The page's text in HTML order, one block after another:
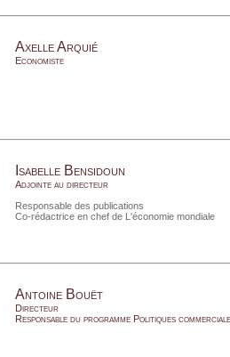
Axelle Arquié
Economiste
Isabelle Bensidoun
Adjointe au directeur
Responsable des publications
Co-rédactrice en chef de L'économie mondiale
Antoine Bouët
Directeur
Responsable du programme Politiques